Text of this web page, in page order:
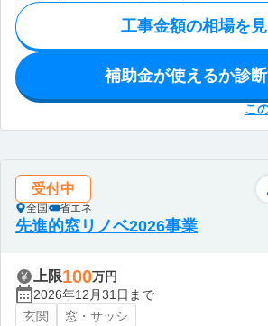
工事金額の相場を
補助金が使えるか診
こ
受付中
全国 省エネ
先進的窓リノベ2026事業
上限100万円
2026年12月31日まで
玄関
窓・サッシ